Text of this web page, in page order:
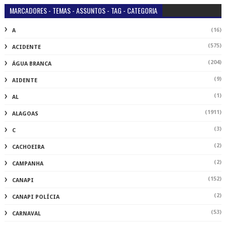
MARCADORES - TEMAS - ASSUNTOS - TAG - CATEGORIA
A (16)
ACIDENTE (575)
ÁGUA BRANCA (204)
AIDENTE (9)
AL (1)
ALAGOAS (1911)
C (3)
CACHOEIRA (2)
CAMPANHA (2)
CANAPI (152)
CANAPI POLÍCIA (2)
CARNAVAL (53)